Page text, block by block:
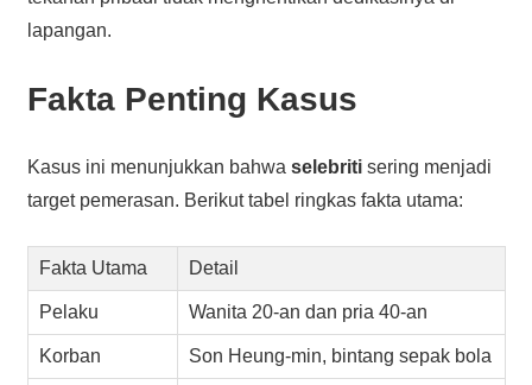
lapangan.
Fakta Penting Kasus
Kasus ini menunjukkan bahwa selebritisering menjadi
target pemerasan. Berikut tabel ringkas fakta utama:
Fakta Utama Detail
Pelaku Wanita 20-an dan pria 40-an
Korban Son Heung-min, bintang sepak bola